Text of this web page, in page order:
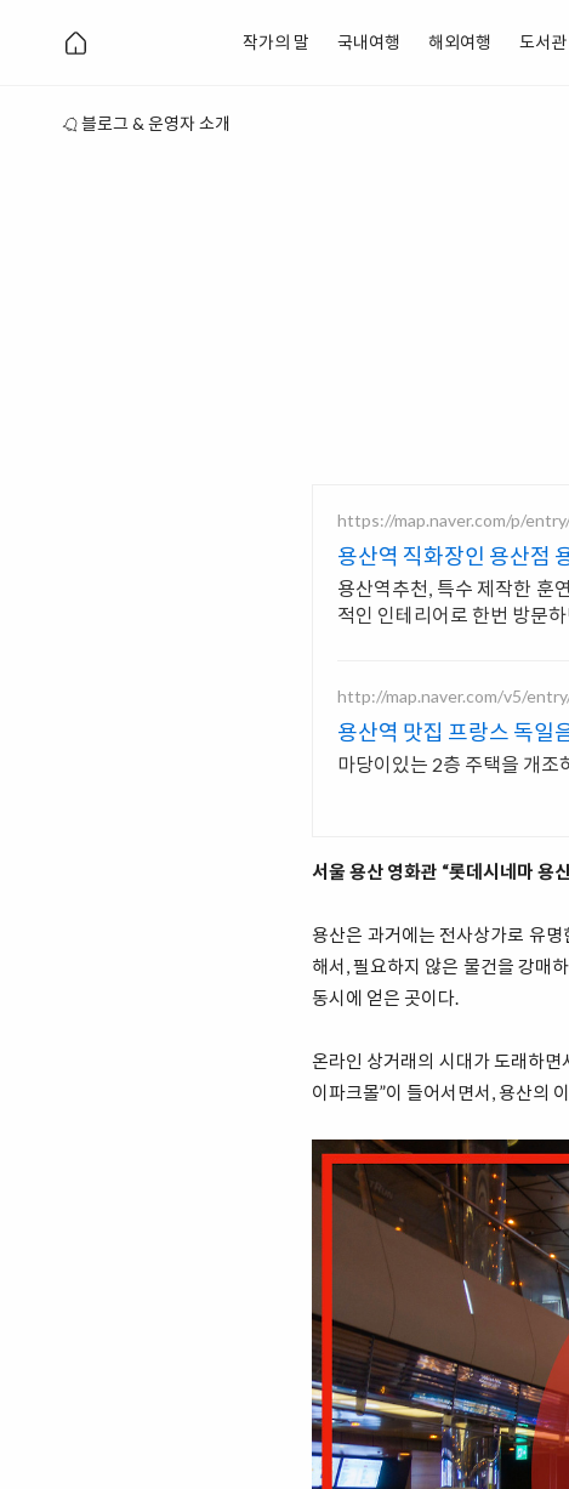
작가의 말 국내여행 해외여행 도서관
블로그 & 운영자 소개
https://map.naver.com/p/
용산역 직화장인 용산점
용산역추천, 특수 제작한 훈
적인 인테리어로 한번 방문
http://map.naver.com/v5/
용산역 맛집 프랑스 독일
서울 용산 영화관 “롯데시네마 용
용산은 과거에는 전사상가로 유
해서, 필요하지 않은 물건을 강매
동시에 얻은 곳이다.
온라인 상거래의 시대가 도래하면
이파크몰”이 들어서면서, 용산의